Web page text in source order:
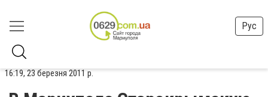
Рус
16:19, 23 березня 2011 р.